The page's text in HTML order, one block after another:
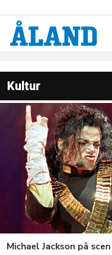
Kultur
Michael Jackson på